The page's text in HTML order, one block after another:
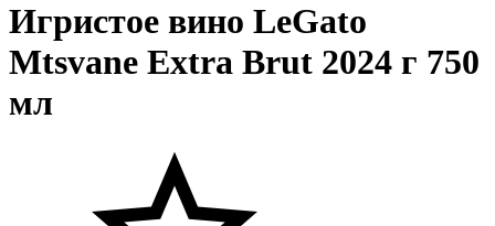
Игристое вино LeGato
Mtsvane Extra Brut 2024 г 750
мл